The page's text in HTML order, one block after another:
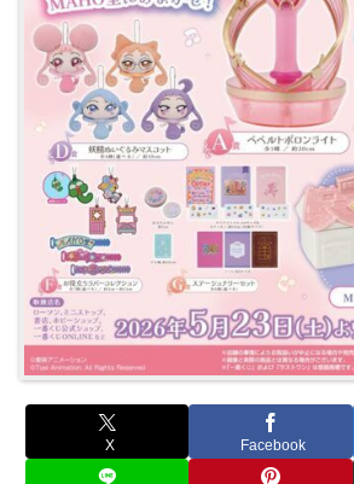
X Facebook